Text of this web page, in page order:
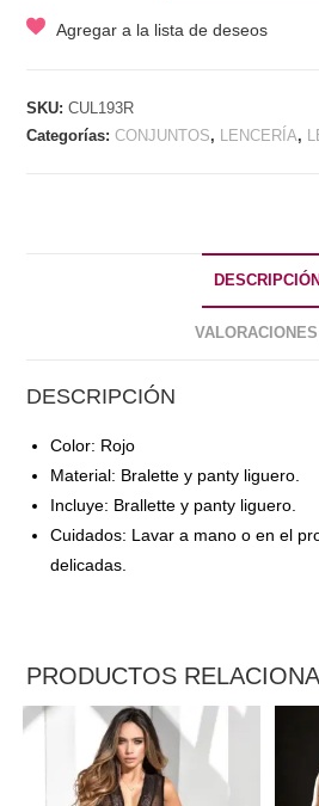
ROJO
Agregar a la lista de deseos
SKU:CUL193R
Categorías:CONJUNTOS, LENCERÍA,
DESCRIPCIÓN
DESCRIPCIÓN
Color: Rojo
Material: Bralette y panty liguero.
Incluye: Brallette y panty liguero.
Cuidados: Lavar a mano o en el
delicadas.
PRODUCTOS